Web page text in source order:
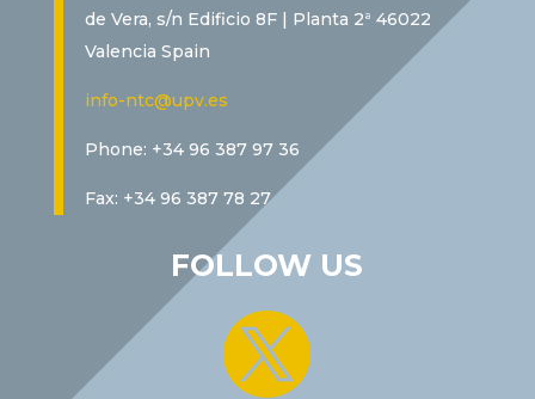
de Vera, s/n Edificio 8F | Planta 2ª 46022
Valencia Spain
info-ntc@upv.es
Phone: +34 96 387 97 36
Fax: +34 96 387 78 27
FOLLOW US
